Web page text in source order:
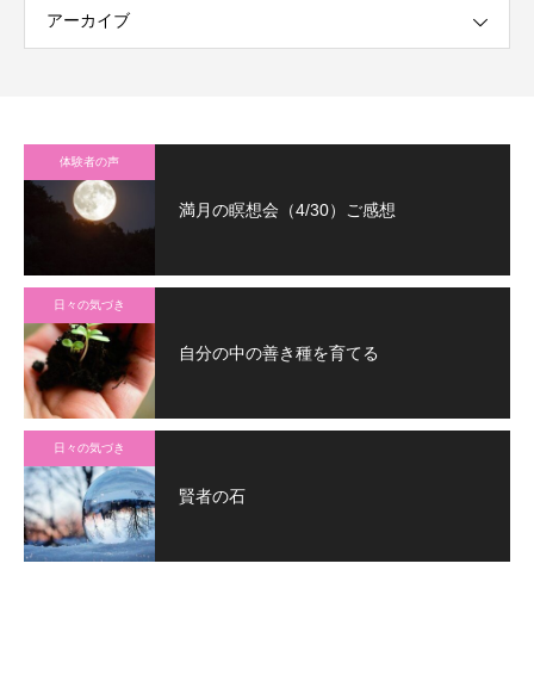
アーカイブ
体験者の声
満月の瞑想会（4/30）ご感想
日々の気づき
自分の中の善き種を育てる
日々の気づき
賢者の石